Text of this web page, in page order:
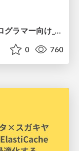
20260608_Codexの可能性_ノンプログラマー向け_大城追記
0 760